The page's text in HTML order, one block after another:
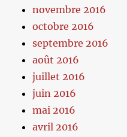
novembre 2016
octobre 2016
septembre 2016
août 2016
juillet 2016
juin 2016
mai 2016
avril 2016